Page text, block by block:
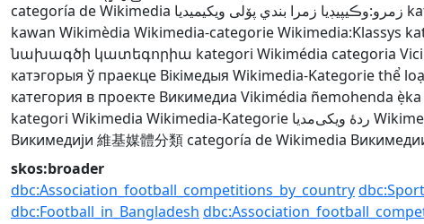
categoría de Wikimedia
زمرو:وڪيپيڊيا زمرا بندي پۆلی ویکیمیدیا
kawan Wikimèdia Wikimedia-categorieWikimedia:Klassys
նախագծի կատեգորիա kategori Wikimédia categoria
катэгорыя ў праекце Вікімедыя Wikimedia-Kategoriethể
категория в проекте Викимедиа Vikimédia ñemohenda
kategori Wikimedia Wikimedia-Kategorie ردهٔ ویکی‌مدیا
Викимедији 維基媒體分類 categoría de Wikimedia
skos:broader
dbc:Association_football_competitions_by_country
dbc:Football_in_Bangladesh